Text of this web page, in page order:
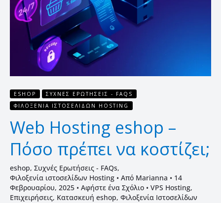
ESHOP
ΣΥΧΝΈΣ ΕΡΩΤΉΣΕΙΣ - FAQS
ΦΙΛΟΞΕΝΊΑ ΙΣΤΟΣΕΛΊΔΩΝ HOSTING
Web Hosting eshop –
Πόσο πρέπει να κοστίζει;
eshop, Συχνές Ερωτήσεις - FAQs,
Φιλοξενία ιστοσελίδων Hosting • Από Marianna • 14
Φεβρουαρίου, 2025 • Αφήστε ένα Σχόλιο • VPS Hosting,
Επιχειρήσεις, Κατασκευή eshop, Φιλοξενία Ιστοσελίδων
πρέπει
να
κοστίζει;